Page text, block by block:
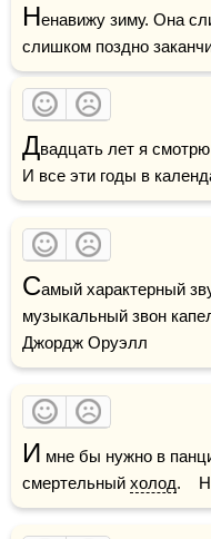
Ненавижу зиму. Она
слишком поздно
Двадцать лет я
И все эти годы в
Самый характерный
музыкальный звон
Джордж Оруэлл
И мне бы нужно в
смертельный холод.